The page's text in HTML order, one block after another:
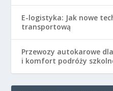
E-logistyka: Jak nowe
transportową
Przewozy autokarowe
i komfort podróży